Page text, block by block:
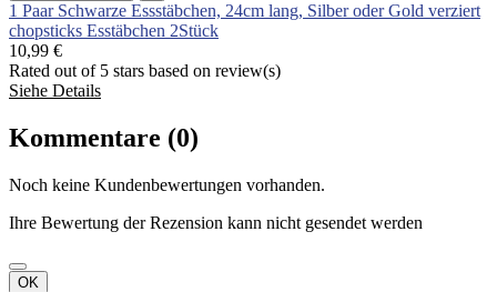
1 Paar Schwarze Essstäbchen, 24cm lang, Silber oder Gold verziert
chopsticks Esstäbchen 2Stück
10,99 €
Rated out of 5 stars based on review(s)
Siehe Details
Kommentare (0)
Noch keine Kundenbewertungen vorhanden.
Ihre Bewertung der Rezension kann nicht gesendet werden
OK